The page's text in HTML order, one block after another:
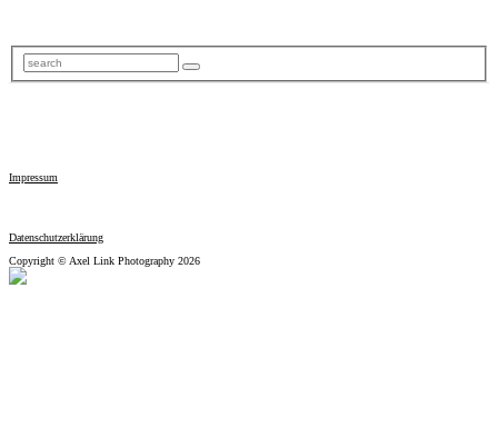
Impressum
Datenschutzerklärung
Copyright © Axel Link Photography 2026